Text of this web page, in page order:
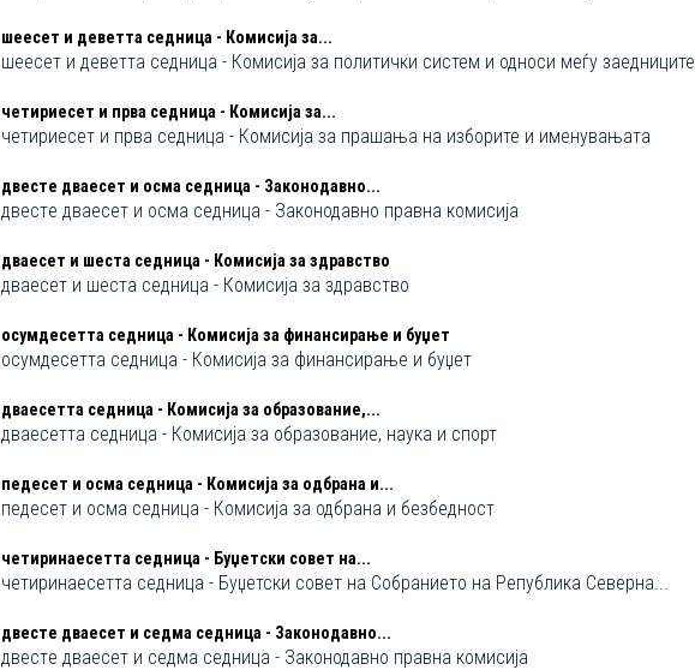
шеесет и деветта седница - Комисија за...
шеесет и деветта седница - Комисија за политички систем и односи меѓу заедниците
четириесет и прва седница - Комисија за...
четириесет и прва седница - Комисија за прашања на изборите и именувањата
двестe дваесет и осма седница - Законодавно...
двестe дваесет и осма седница - Законодавно правна комисија
дваесет и шеста седница - Комисија за здравство
дваесет и шеста седница - Комисија за здравство
осумдесетта седница - Комисија за финансирање и буџет
осумдесетта седница - Комисија за финансирање и буџет
дваесетта седница - Комисија за образование,...
дваесетта седница - Комисија за образование, наука и спорт
педесет и осма седница - Комисија за одбрана и...
педесет и осма седница - Комисија за одбрана и безбедност
четиринаесетта седница - Буџетски совет на...
четиринаесетта седница - Буџетски совет на Собранието на Република Северна...
двестe дваесет и седма седница - Законодавно...
двестe дваесет и седма седница - Законодавно правна комисија